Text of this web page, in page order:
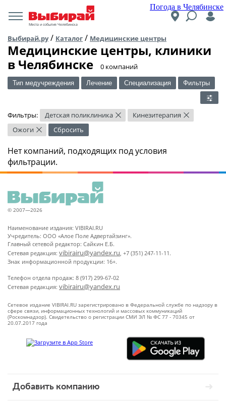
Погода в Челябинске
Места и события Челябинска
Выбирай.ру/ Каталог / Медицинские центры
Медицинские центры, клиники
в Челябинске
​0 компаний
Тип медучреждения Лечение Специализация Фильтры
Фильтры: Детская поликлиника × Кинезитерапия ×
Ожоги × Сбросить
Нет компаний, подходящих под условия
фильтрации.
© 2007—2026
Наименование издания: VIBIRAI.RU
Учредитель: ООО «Алое Поле Адвертайзинг».
Главный сетевой редактор: Сайкин Е.Б.
Сетевая редакция: vibirairu@yandex.ru, +7 (351) 247-11-11.
Знак информационной продукции: 16+.
Телефон отдела продаж: 8 (917) 299-67-02
Сетевая редакция: vibirairu@yandex.ru
Сетевое издание VIBIRAI.RU зарегистрировано в Федеральной службе по надзору в
сфере связи, информационных технологий и массовых коммуникаций
(Роскомнадзор). Свидетельство о регистрации СМИ ЭЛ № ФС 77 - 70345 от
20.07.2017 года
Добавить компанию